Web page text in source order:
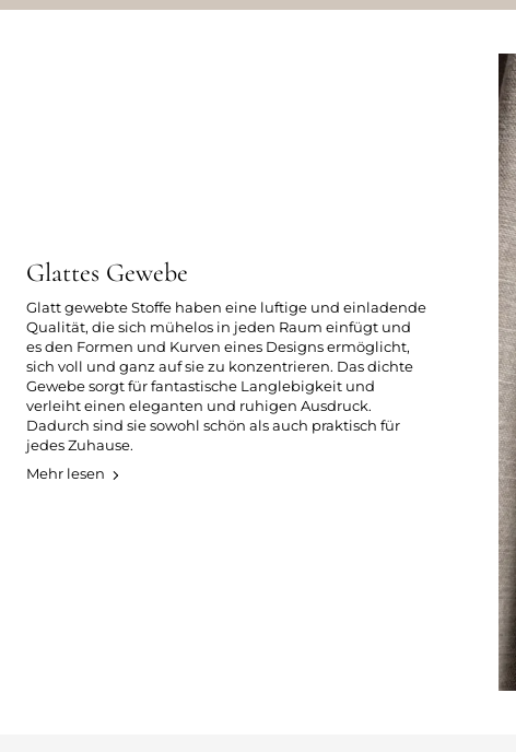
Glattes Gewebe
Glatt gewebte Stoffe haben eine luftige und einladende
Qualität, die sich mühelos in jeden Raum einfügt und
es den Formen und Kurven eines Designs ermöglicht,
sich voll und ganz auf sie zu konzentrieren. Das dichte
Gewebe sorgt für fantastische Langlebigkeit und
verleiht einen eleganten und ruhigen Ausdruck.
Dadurch sind sie sowohl schön als auch praktisch für
jedes Zuhause.
Mehr lesen